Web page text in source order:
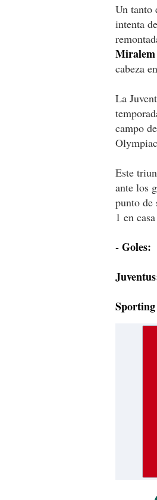
Un tanto
intenta
cabeza
La
campo
Este
ante los
punto de
1 en
- Goles: